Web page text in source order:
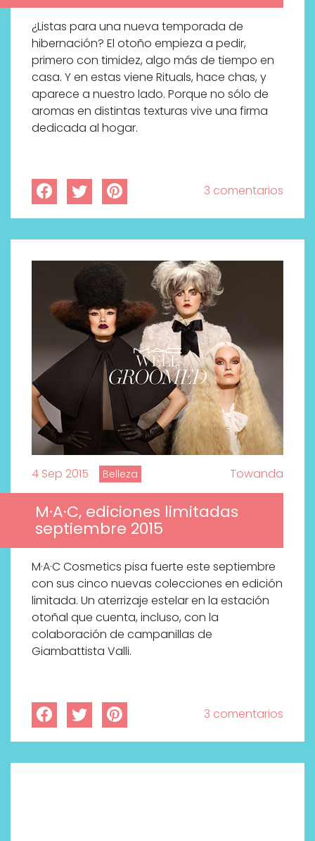
¿Listas para una nueva temporada de
hibernación? El otoño empieza a pedir,
primero con timidez, algo más de tiempo en
casa. Y en estas viene Rituals, hace chas, y
aparece a nuestro lado. Porque no sólo de
aromas en distintas texturas vive una firma
dedicada al hogar.
3 comentarios
4 Sep 2015 Belleza Towanda
M·A·C, ediciones limitadas
septiembre 2015
M·A·C Cosmetics pisa fuerte este septiembre
con sus cinco nuevas colecciones en edición
limitada. Un aterrizaje estelar en la estación
otoñal que cuenta, incluso, con la
colaboración de campanillas de
Giambattista Valli.
3 comentarios